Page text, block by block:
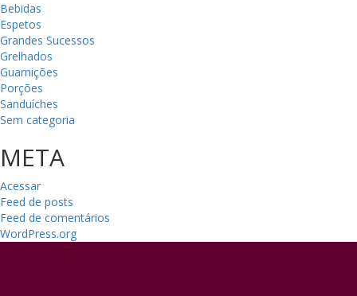
Bebidas
Espetos
Grandes Sucessos
Grelhados
Guarnições
Porções
Sanduíches
Sem categoria
META
Acessar
Feed de posts
Feed de comentários
WordPress.org